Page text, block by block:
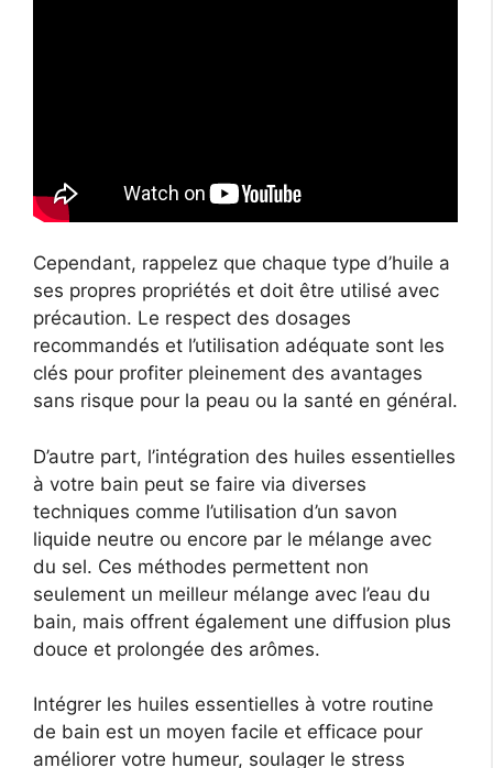
Cependant, rappelez que chaque type d’huile a
ses propres propriétés et doit être utilisé avec
précaution. Le respect des dosages
recommandés et l’utilisation adéquate sont les
clés pour profiter pleinement des avantages
sans risque pour la peau ou la santé en général.
D’autre part, l’intégration des huiles essentielles
à votre bain peut se faire via diverses
techniques comme l’utilisation d’un savon
liquide neutre ou encore par le mélange avec
du sel. Ces méthodes permettent non
seulement un meilleur mélange avec l’eau du
bain, mais offrent également une diffusion plus
douce et prolongée des arômes.
Intégrer les huiles essentielles à votre routine
de bain est un moyen facile et efficace pour
améliorer votre humeur, soulager le stress